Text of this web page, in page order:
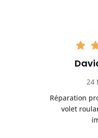
24
Réparation
volet